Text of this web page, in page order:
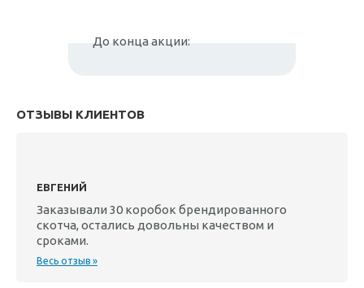
До конца акции:
ОТЗЫВЫ КЛИЕНТОВ
ЕВГЕНИЙ
Заказывали 30 коробок брендированного
скотча, остались довольны качеством и
сроками.
Весь отзыв »